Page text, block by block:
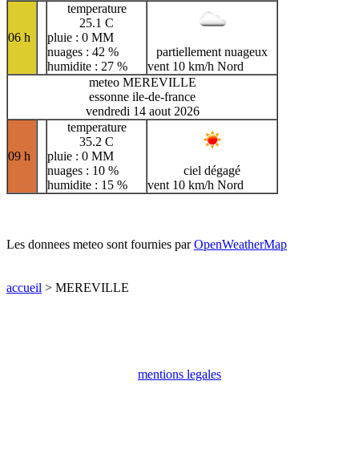
06 h
temperature
25.1 C
pluie : 0 MM
nuages : 42 %
humidite : 27 %
partiellement nuageux
vent 10 km/h Nord
meteo MEREVILLE
essonne ile-de-france
vendredi 14 aout 2026
09 h
temperature
35.2 C
pluie : 0 MM
nuages : 10 %
humidite : 15 %
ciel dégagé
vent 10 km/h Nord
Les donnees meteo sont fournies parOpenWeatherMap
accueil > MEREVILLE
mentions legales